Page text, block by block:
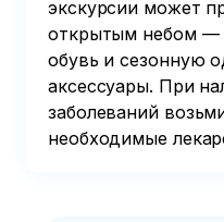
экскурсии может
открытым небом —
обувь и сезонную
аксессуары. При
заболеваний
необходимые